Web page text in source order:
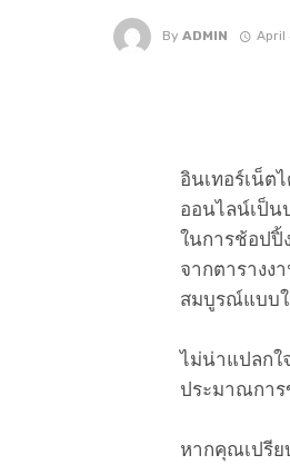
By ADMIN April
อินเทอร์เน็ต
ออนไลน์เป็
ในการช้อป
จากตาราง
สมบูรณ์แบบ
ไม่น่าแปลก
ประมาณการ
หากคุณเปรี